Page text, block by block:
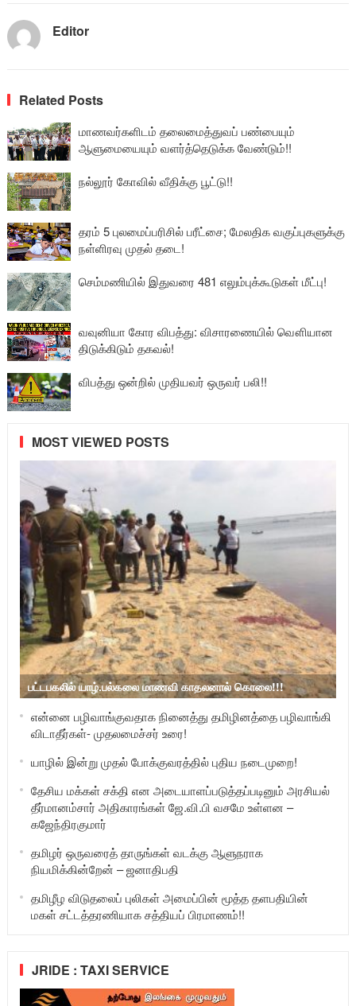
Editor
Related Posts
மாணவர்களிடம் தலைமைத்துவப் பண்பையும்
ஆளுமையையும் வளர்த்தெடுக்க வேண்டும்!!
நல்லூர் கோவில் வீதிக்கு பூட்டு!!
தரம் 5 புலமைப்பரிசில் பரீட்சை; மேலதிக வகுப்புகளுக்கு
நள்ளிரவு முதல் தடை!
செம்மணியில் இதுவரை 481 எலும்புக்கூடுகள் மீட்பு!
வவுனியா கோர விபத்து: விசாரணையில் வௌியான
திடுக்கிடும் தகவல்!
விபத்து ஒன்றில் முதியவர் ஒருவர் பலி!!
MOST VIEWED POSTS
பட்டபகலில் யாழ்.பல்கலை மாணவி காதலனால் கொலை!!!
என்னை பழிவாங்குவதாக நினைத்து தமிழினத்தை பழிவாங்கி
விடாதீர்கள்- முதலமைச்சர் உரை!
யாழில் இன்று முதல் போக்குவரத்தில் புதிய நடைமுறை!
தேசிய மக்கள் சக்தி என அடையாளப்படுத்தப்படினும் அரசியல்
தீர்மானம்சார் அதிகாரங்கள் ஜே.வி.பி வசமே உள்ளன –
கஜேந்திரகுமார்
தமிழர் ஒருவரைத் தாருங்கள் வடக்கு ஆளுநராக
நியமிக்கின்றேன் – ஜனாதிபதி
தமிழீழ விடுதலைப் புலிகள் அமைப்பின் மூத்த தளபதியின்
மகள் சட்டத்தரணியாக சத்தியப் பிரமாணம்!!
JRIDE : TAXI SERVICE